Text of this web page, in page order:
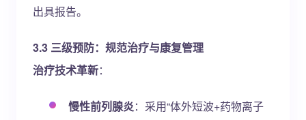
出具报告。
3.3 三级预防：规范治疗与康复管理
治疗技术革新：
慢性前列腺炎：采用“体外短波+药物离子